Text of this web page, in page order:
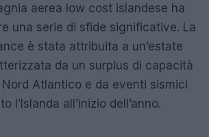
aerea low cost islandese ha
una serie di sfide significative. La
è stata attribuita a un’estate
da un surplus di capacità
Atlantico e da eventi sismici
l’Islanda all’inizio dell’anno.